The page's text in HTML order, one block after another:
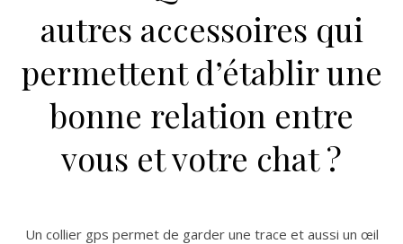
autres accessoires qui
permettent d’établir une
bonne relation entre
vous et votre chat ?
Un collier gps permet de garder une trace et aussi un œil